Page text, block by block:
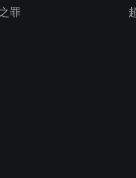
罪